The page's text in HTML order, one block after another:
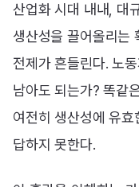
산업화 시대 내내, 대
생산성을 끌어올리는
전제가 흔들린다. 노
남아도 되는가? 똑같
여전히 생산성에 유
답하지 못한다.